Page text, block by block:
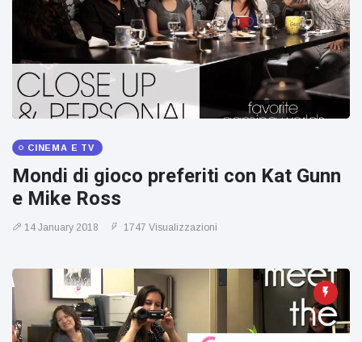
CINEMA E TV
Mondi di gioco preferiti con Kat Gunn
e Mike Ross
14 January 2018 1747 Visualizzazioni